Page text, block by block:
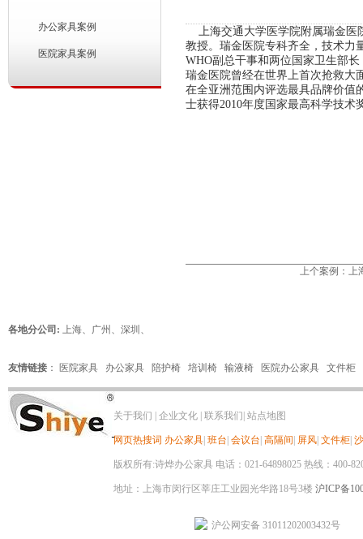
办公家具案例
医院家具案例
上海交通大学医学院附属瑞金医
教授。瑞金医院专科齐全，技术力
WHO副总干事和两位国家卫生部
瑞金医院曾经在世界上首次抢救大
在全亚洲范围内评选最具品牌价值
士获得2010年度国家最高科学技术
上个案例： 上
各地分公司: 上海、 广州 、 深圳 、
友情链接 ： 医院家具 办公家具 陪护椅 培训椅 输液椅 医院办公家具 文件柜
关于我们 企业文化 联系我们 站点地图
网页热搜词 办公家具 班台 会议台 高隔间 屏风 文件柜
版权所有:诗烨办公家具 电话：021-64898025 热线：400-
地址：上海市闵行区莘庄工业园光华路18号3楼 沪ICP备
沪公网安备 31011202003432号